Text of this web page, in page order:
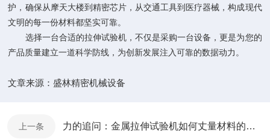
护，确保从摩天大楼到精密芯片，从交通工具到医疗器械，构成现代
文明的每一份材料都坚实可靠。
选择一台合适的拉伸试验机，不仅是采购一台设备，更是为您的
产品质量建立一道科学防线，为创新发展注入可靠的数据动力。
文章来源：盛林精密机械设备
上一条 力的追问：金属拉伸试验机如何丈量材料的生命极限